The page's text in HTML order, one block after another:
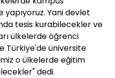
Yani devlet
tesis kurabilecekler ve
ülkelerde öğrenci
Türkiye'de üniversite
o ülkelerde eğitim
dedi.